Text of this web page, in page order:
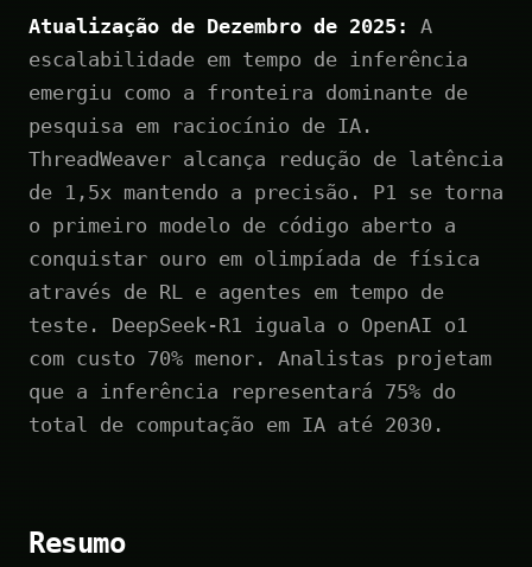
Atualização de Dezembro de 2025:
A
escalabilidade em tempo de inferência
emergiu como a fronteira dominante de
pesquisa em raciocínio de IA.
ThreadWeaver alcança redução de latência
de 1,5x mantendo a precisão. P1 se torna
o primeiro modelo de código aberto a
conquistar ouro em olimpíada de física
através de RL e agentes em tempo de
teste. DeepSeek-R1 iguala o OpenAI o1
com custo 70% menor. Analistas projetam
que a inferência representará 75% do
total de computação em IA até 2030.
Resumo